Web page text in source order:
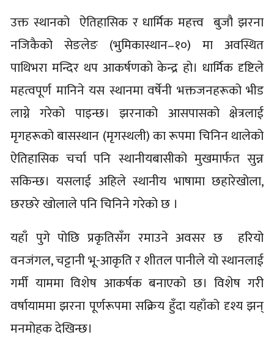
उक्त स्थानको ऐतिहासिक र धार्मिक महत्त्व बुजौ झरना
नजिकैको सेङलेङ (भुमिकास्थान–१०) मा अवस्थित
पाथिभरा मन्दिर थप आकर्षणको केन्द्र हो। धार्मिक दृष्टिले
महत्वपूर्ण मानिने यस स्थानमा वर्षेनी भक्तजनहरूको भीड
लाग्ने गरेको पाइन्छ। झरनाको आसपासको क्षेत्रलाई
मृगहरूको बासस्थान (मृगस्थली) का रूपमा चिनिन थालेको
ऐतिहासिक चर्चा पनि स्थानीयबासीको मुखमार्फत सुन्न
सकिन्छ। यसलाई अहिले स्थानीय भाषामा छहारेखोला,
छरछरे खोलाले पनि चिनिने गरेको छ ।
यहाँ पुगे पोछि प्रकृतिसँग रमाउने अवसर छ हरियो
वनजंगल, चट्टानी भू-आकृति र शीतल पानीले यो स्थानलाई
गर्मी याममा विशेष आकर्षक बनाएको छ। विशेष गरी
वर्षायाममा झरना पूर्णरूपमा सक्रिय हुँदा यहाँको दृश्य झन्
मनमोहक देखिन्छ।